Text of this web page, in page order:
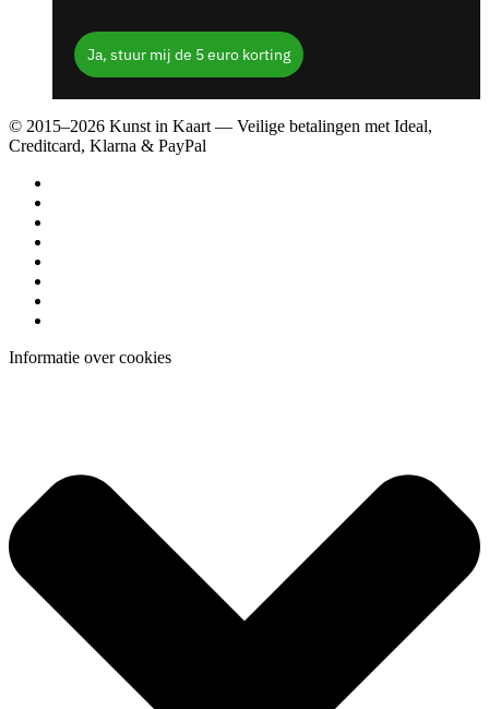
Ja, stuur mij de 5 euro korting
© 2015–2026 Kunst in Kaart — Veilige betalingen met Ideal,
Creditcard, Klarna & PayPal
Informatie over cookies